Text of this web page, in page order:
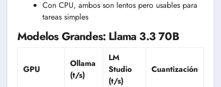
Con CPU, ambos son lentos pero usables para
tareas simples
Modelos Grandes: Llama 3.3 70B
GPU
Ollama
(t/s)
LM
Studio
(t/s)
Cuantización